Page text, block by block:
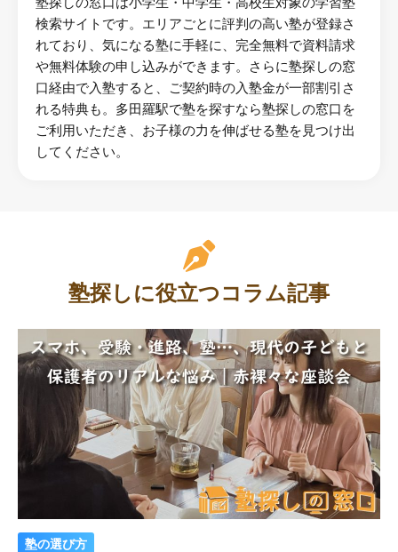
検索サイトです。エリアごとに評判の高い塾が登録さ
れており、気になる塾に手軽に、完全無料で資料請求
や無料体験の申し込みができます。さらに塾探しの窓
口経由で入塾すると、ご契約時の入塾金が一部割引さ
れる特典も。多田羅駅で塾を探すなら塾探しの窓口を
ご利用いただき、お子様の力を伸ばせる塾を見つけ出
してください。
塾探しに役立つコラム記事
塾の選び方